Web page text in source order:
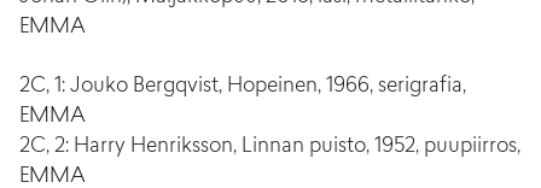
EMMA
2C, 1: Jouko Bergqvist, Hopeinen, 1966, serigrafia,
EMMA
2C, 2: Harry Henriksson, Linnan puisto, 1952, puupiirros,
EMMA